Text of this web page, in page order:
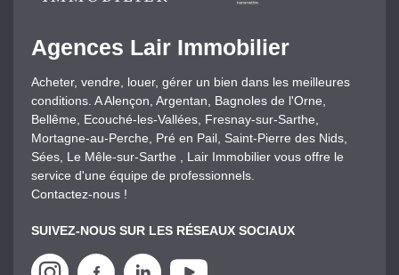
Agences Lair Immobilier
Acheter, vendre, louer, gérer un bien dans les meilleures
conditions. A Alençon, Argentan, Bagnoles de l'Orne,
Bellême, Ecouché-les-Vallées, Fresnay-sur-Sarthe,
Mortagne-au-Perche, Pré en Pail, Saint-Pierre des Nids,
Sées, Le Mêle-sur-Sarthe , Lair Immobilier vous offre le
service d'une équipe de professionnels.
Contactez-nous !
SUIVEZ-NOUS SUR LES RÉSEAUX SOCIAUX